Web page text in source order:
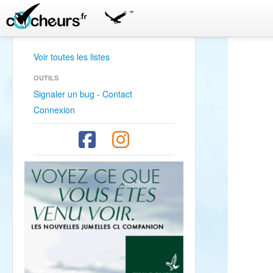
Voir toutes les listes
OUTILS
Signaler un bug - Contact
Connexion